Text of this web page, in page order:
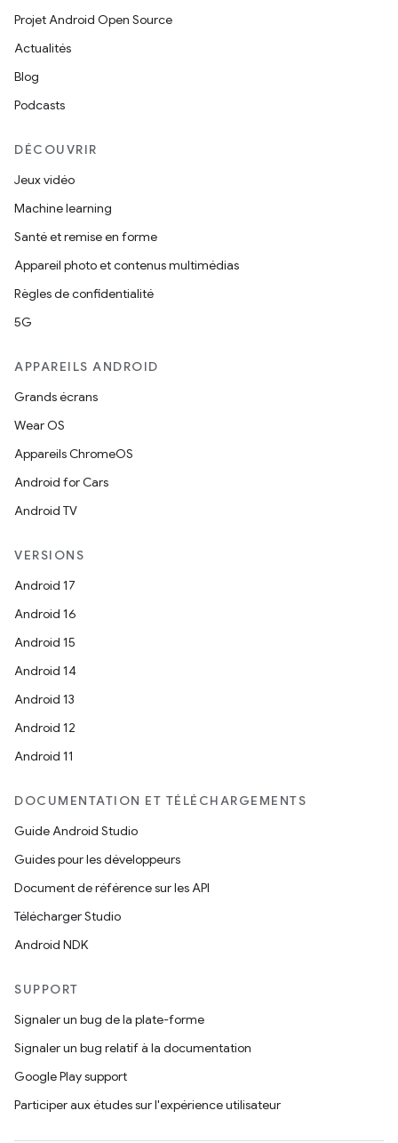
Projet Android Open Source
Actualités
Blog
Podcasts
DÉCOUVRIR
Jeux vidéo
Machine learning
Santé et remise en forme
Appareil photo et contenus multimédias
Règles de confidentialité
5G
APPAREILS ANDROID
Grands écrans
Wear OS
Appareils ChromeOS
Android for Cars
Android TV
VERSIONS
Android 17
Android 16
Android 15
Android 14
Android 13
Android 12
Android 11
DOCUMENTATION ET TÉLÉCHARGEMENTS
Guide Android Studio
Guides pour les développeurs
Document de référence sur les API
Télécharger Studio
Android NDK
SUPPORT
Signaler un bug de la plate-forme
Signaler un bug relatif à la documentation
Google Play support
Participer aux études sur l'expérience utilisateur